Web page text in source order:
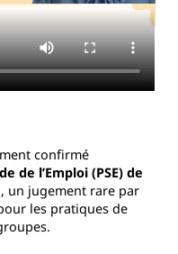
confirmé
de l’Emploi (PSE) de
, un jugement rare par
les pratiques de